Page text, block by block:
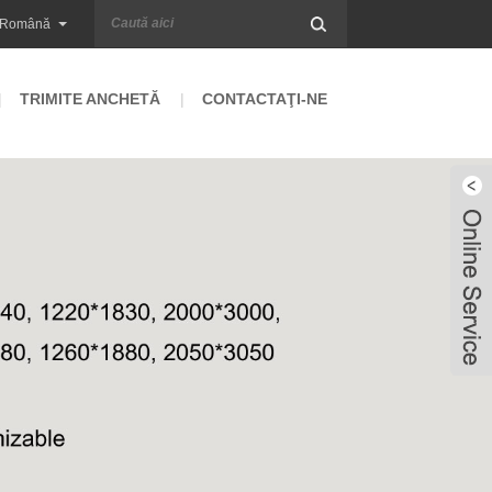
Română
TRIMITE ANCHETĂ CONTACTAŢI-NE